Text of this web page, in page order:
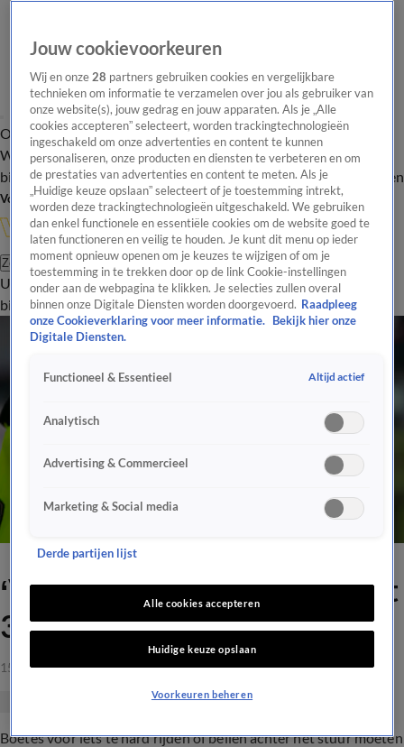
Overzicht Onze programma's Uitzendingen Onze gezichten
In de
WandelgangenInterviewsUitzending
bijwonenPodcastShopVeelgestelde vragenKijkersvraag insturen
Volg Vandaag Inside
Zoeken
UitzendingenVandaag InsideDe OranjezomerShopUitzending
bijwonen
‘Verkeersboetes moeten met
30 procent omlaag’
15 sep 2023, 09:39
Boetes voor iets te hard rijden of bellen achter het stuur moeten
Jouw cookievoorkeuren
Wij en onze28 partners gebruiken cookies en vergelijkbare
technieken om informatie te verzamelen over jou als gebruiker van
onze website(s), jouw gedrag en jouw apparaten. Als je „Alle
cookies accepteren” selecteert, worden trackingtechnologieën
ingeschakeld om onze advertenties en content te kunnen
personaliseren, onze producten en diensten te verbeteren en om
de prestaties van advertenties en content te meten. Als je
„Huidige keuze opslaan” selecteert of je toestemming intrekt,
worden deze trackingtechnologieën uitgeschakeld. We gebruiken
dan enkel functionele en essentiële cookies om de website goed te
laten functioneren en veilig te houden. Je kunt dit menu op ieder
moment opnieuw openen om je keuzes te wijzigen of om je
toestemming in te trekken door op de link Cookie-instellingen
onder aan de webpagina te klikken. Je selecties zullen overal
binnen onze Digitale Diensten worden doorgevoerd. Raadpleeg
onze Cookieverklaring voor meer informatie.
Bekijk hier onze
Digitale Diensten.
Functioneel & Essentieel Altijd actief
Analytisch
Advertising & Commercieel
Marketing & Social media
Derde partijen lijst
Alle cookies accepteren
Huidige keuze opslaan
Voorkeuren beheren